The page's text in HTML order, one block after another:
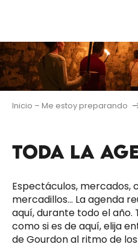
principal
Inicio – Me estoy preparando
TODA LA
Espectáculos, mercados,
mercadillos… La agenda
aquí, durante todo el año.
como si es de aquí, elija
de Gourdon al ritmo de